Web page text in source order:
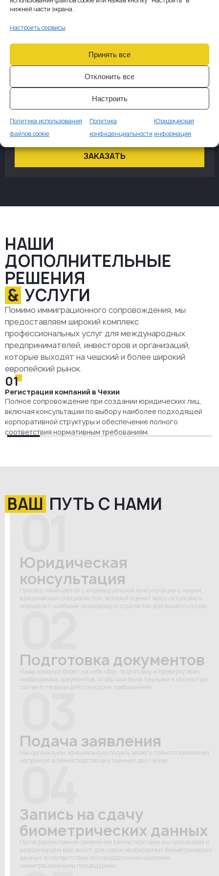
нижней части экрана.
Настроить сервисы
Принять все
Отклонить все
Настроить
Политика использования
файлов cookie
Политика
конфиденциальности
Юридическая
информация
ЖИТЕЛЬСТВО
Стоимость
€1000
первичная консультация;
подготовка документов;
выдача постоянного вида на жительство.
ЗАКАЗАТЬ
НАШИ
ДОПОЛНИТЕЛЬНЫЕ
РЕШЕНИЯ
& УСЛУГИ
Помимо иммиграционного сопровождения, мы
предоставляем широкий комплекс
профессиональных услуг для международных
предпринимателей, инвесторов и организаций,
которые выходят на чешский и более широкий
европейский рынок.
01
Регистрация компаний в Чехии
Полное сопровождение при создании юридических лиц,
включая консультации по выбору наиболее подходящей
корпоративной структуры и обеспечение полного
соответствия нормативным требованиям.
ВАШ ПУТЬ С НАМИ
01
Юридическая
консультация
Процесс начинается с индивидуальной консультации с нашим
юридическим специалистом, который оценит вашу ситуацию и
определит наиболее подходящую стратегию для вашего случая.
02
Подготовка документов
Наша команда берёт на себя сбор, подготовку и проверку всех
необходимых документов, чтобы они были точными и полностью
соответствовали действующим требованиям.
03
Подача заявления
Мы организуем официальную подачу вашего полного заявления
напрямую в Министерство внутренних дел Чехии.
04
Запись на сдачу
биометрических данных
После рассмотрения заявления Министерством мы назначаем и
координируем ваш визит для сдачи необходимых биометрических
данных в соответствии со стандартными чешскими
иммиграционными процедурами.